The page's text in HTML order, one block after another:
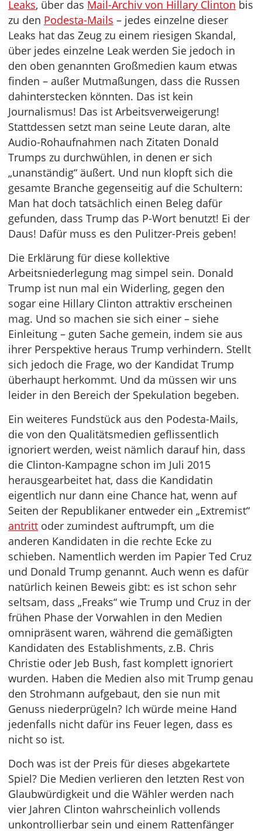
Leaks, über das Mail-Archiv von Hillary Clinton bis
zu den Podesta-Mails – jedes einzelne dieser
Leaks hat das Zeug zu einem riesigen Skandal,
über jedes einzelne Leak werden Sie jedoch in
den oben genannten Großmedien kaum etwas
finden – außer Mutmaßungen, dass die Russen
dahinterstecken könnten. Das ist kein
Journalismus! Das ist Arbeitsverweigerung!
Stattdessen setzt man seine Leute daran, alte
Audio-Rohaufnahmen nach Zitaten Donald
Trumps zu durchwühlen, in denen er sich
„unanständig“ äußert. Und nun klopft sich die
gesamte Branche gegenseitig auf die Schultern:
Man hat doch tatsächlich einen Beleg dafür
gefunden, dass Trump das P-Wort benutzt! Ei der
Daus! Dafür muss es den Pulitzer-Preis geben!
Die Erklärung für diese kollektive
Arbeitsniederlegung mag simpel sein. Donald
Trump ist nun mal ein Widerling, gegen den
sogar eine Hillary Clinton attraktiv erscheinen
mag. Und so machen sie sich einer – siehe
Einleitung – guten Sache gemein, indem sie aus
ihrer Perspektive heraus Trump verhindern. Stellt
sich jedoch die Frage, wo der Kandidat Trump
überhaupt herkommt. Und da müssen wir uns
leider in den Bereich der Spekulation begeben.
Ein weiteres Fundstück aus den Podesta-Mails,
die von den Qualitätsmedien geflissentlich
ignoriert werden, weist nämlich darauf hin, dass
die Clinton-Kampagne schon im Juli 2015
herausgearbeitet hat, dass die Kandidatin
eigentlich nur dann eine Chance hat, wenn auf
Seiten der Republikaner entweder ein „Extremist“
antritt oder zumindest auftrumpft, um die
anderen Kandidaten in die rechte Ecke zu
schieben. Namentlich werden im Papier Ted Cruz
und Donald Trump genannt. Auch wenn es dafür
natürlich keinen Beweis gibt: es ist schon sehr
seltsam, dass „Freaks“ wie Trump und Cruz in der
frühen Phase der Vorwahlen in den Medien
omnipräsent waren, während die gemäßigten
Kandidaten des Establishments, z.B. Chris
Christie oder Jeb Bush, fast komplett ignoriert
wurden. Haben die Medien also mit Trump genau
den Strohmann aufgebaut, den sie nun mit
Genuss niederprügeln? Ich würde meine Hand
jedenfalls nicht dafür ins Feuer legen, dass es
nicht so ist.
Doch was ist der Preis für dieses abgekartete
Spiel? Die Medien verlieren den letzten Rest von
Glaubwürdigkeit und die Wähler werden nach
vier Jahren Clinton wahrscheinlich vollends
unkontrollierbar sein und einem Rattenfänger